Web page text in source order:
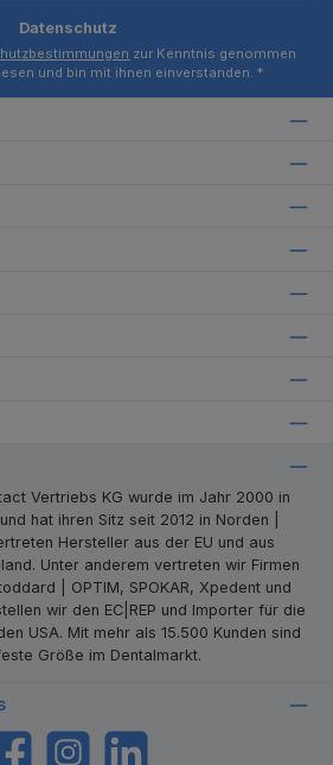
Datenschutz
zur Kenntnis genommen
und bin mit ihnen einverstanden. *
Vertriebs KG wurde im Jahr 2000 in
hat ihren Sitz seit 2012 in Norden |
Hersteller aus der EU und aus
Unter anderem vertreten wir Firmen
| OPTIM, SPOKAR, Xpedent und
wir den EC|REP und Importer für die
USA. Mit mehr als 15.500 Kunden sind
Größe im Dentalmarkt.